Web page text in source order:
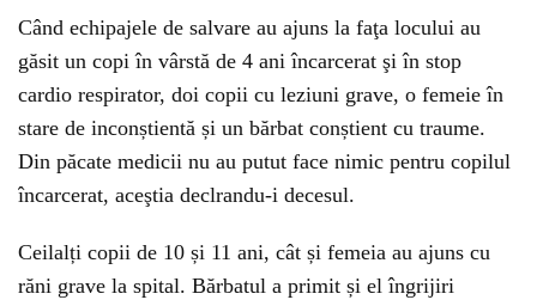
Când echipajele de salvare au ajuns la faţa locului au
găsit un copi în vârstă de 4 ani încarcerat şi în stop
cardio respirator, doi copii cu leziuni grave, o femeie în
stare de inconștientă și un bărbat conștient cu traume.
Din păcate medicii nu au putut face nimic pentru copilul
încarcerat, aceştia declrandu-i decesul.
Ceilalți copii de 10 și 11 ani, cât și femeia au ajuns cu
răni grave la spital. Bărbatul a primit și el îngrijiri